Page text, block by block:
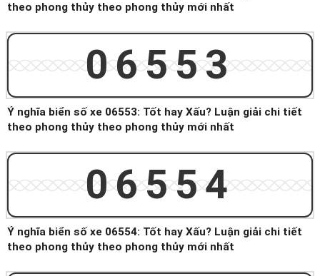
theo phong thủy theo phong thủy mới nhất
06553
Ý nghĩa biển số xe 06553: Tốt hay Xấu? Luận giải chi tiết
theo phong thủy theo phong thủy mới nhất
06554
Ý nghĩa biển số xe 06554: Tốt hay Xấu? Luận giải chi tiết
theo phong thủy theo phong thủy mới nhất